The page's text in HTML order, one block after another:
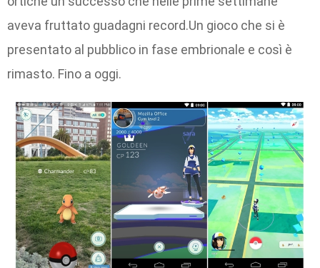
aveva fruttato guadagni record.Un gioco che si è
presentato al pubblico in fase embrionale e così è
rimasto. Fino a oggi.